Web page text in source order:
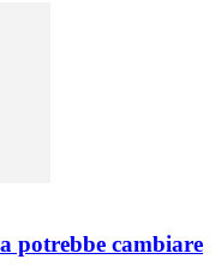
potrebbe cambiare